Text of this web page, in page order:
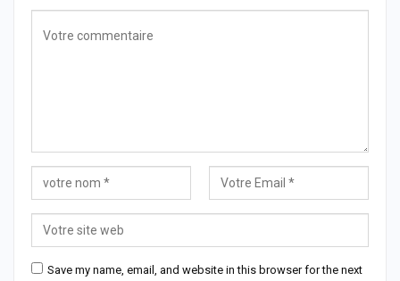
Save my name, email, and website in this browser for the next